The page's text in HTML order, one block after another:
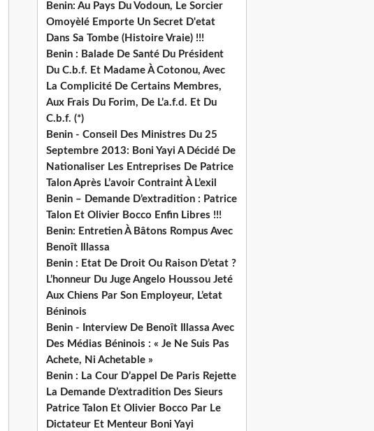
Benin: Au Pays Du Vodoun, Le Sorcier
Omoyèlé Emporte Un Secret D'etat
Dans Sa Tombe (Histoire Vraie) !!!
Benin : Balade De Santé Du Président
Du C.b.f. Et Madame À Cotonou, Avec
La Complicité De Certains Membres,
Aux Frais Du Forim, De L’a.f.d. Et Du
C.b.f. (*)
Benin - Conseil Des Ministres Du 25
Septembre 2013: Boni Yayi A Décidé De
Nationaliser Les Entreprises De Patrice
Talon Après L’avoir Contraint À L’exil
Benin – Demande D’extradition : Patrice
Talon Et Olivier Bocco Enfin Libres !!!
Benin: Entretien À Bâtons Rompus Avec
Benoît Illassa
Benin : Etat De Droit Ou Raison D’etat ?
L’honneur Du Juge Angelo Houssou Jeté
Aux Chiens Par Son Employeur, L’etat
Béninois
Benin - Interview De Benoît Illassa Avec
Des Médias Béninois : « Je Ne Suis Pas
Achete, Ni Achetable »
Benin : La Cour D’appel De Paris Rejette
La Demande D’extradition Des Sieurs
Patrice Talon Et Olivier Bocco Par Le
Dictateur Et Menteur Boni Yayi